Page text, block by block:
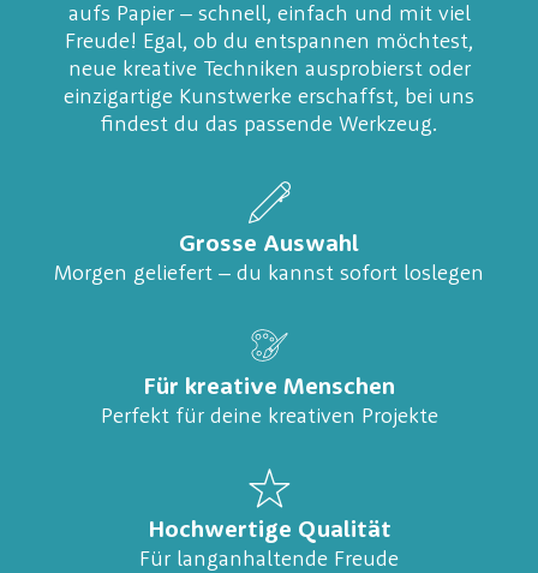
aufs Papier – schnell, einfach und mit viel
Freude! Egal, ob du entspannen möchtest,
neue kreative Techniken ausprobierst oder
einzigartige Kunstwerke erschaffst, bei uns
findest du das passende Werkzeug.
Grosse Auswahl
Morgen geliefert – du kannst sofort loslegen
Für kreative Menschen
Perfekt für deine kreativen Projekte
Hochwertige Qualität
Für langanhaltende Freude